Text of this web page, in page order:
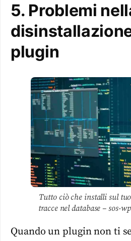
5. Problemi
plugin
Tutto ciò che installi sul
tracce nel database – sos-
Quando un plugin non ti